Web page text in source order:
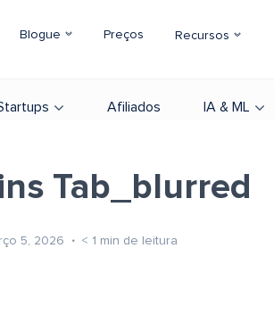
Blogue Preços Recursos
Afiliados IA & ML
Tab_blurred
5, 2026 < 1 min de leitura